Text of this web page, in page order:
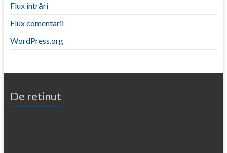
Flux intrări
Flux comentarii
WordPress.org
De retinut